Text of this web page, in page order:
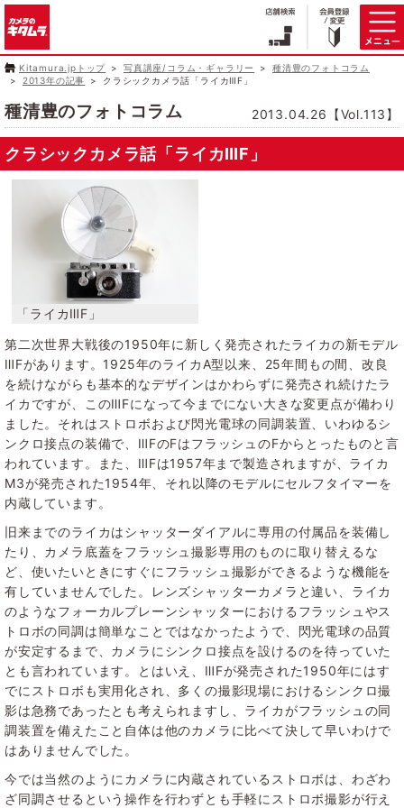
Kitamura.jpトップ 写真講座/コラム・ギャラリー
種清豊のフォトコラム
2013年の記事
クラシックカメラ話「ライカⅢF」
種清豊のフォトコラム 2013.04.26【Vol.113】
クラシックカメラ話「ライカⅢF」
第二次世界大戦後の1950年に新しく発売されたライカの新モデル
ⅢFがあります。1925年のライカA型以来、25年間もの間、改良
を続けながらも基本的なデザインはかわらずに発売され続けたラ
イカですが、このⅢFになって今までにない大きな変更点が備わり
ました。それはストロボおよび閃光電球の同調装置、いわゆるシ
ンクロ接点の装備で、ⅢFのFはフラッシュのFからとったものと言
われています。また、ⅢFは1957年まで製造されますが、ライカ
M3が発売された1954年、それ以降のモデルにセルフタイマーを
内蔵しています。
旧来までのライカはシャッターダイアルに専用の付属品を装備し
たり、カメラ底蓋をフラッシュ撮影専用のものに取り替えるな
ど、使いたいときにすぐにフラッシュ撮影ができるような機能を
有していませんでした。レンズシャッターカメラと違い、ライカ
のようなフォーカルプレーンシャッターにおけるフラッシュやス
トロボの同調は簡単なことではなかったようで、閃光電球の品質
が安定するまで、カメラにシンクロ接点を設けるのを待っていた
とも言われています。とはいえ、ⅢFが発売された1950年にはす
でにストロボも実用化され、多くの撮影現場におけるシンクロ撮
影は急務であったとも考えられますし、ライカがフラッシュの同
調装置を備えたこと自体は他のカメラに比べて決して早いわけで
はありませんでした。
今では当然のようにカメラに内蔵されているストロボは、わざわ
ざ同調させるという操作を行わずとも手軽にストロボ撮影が行え